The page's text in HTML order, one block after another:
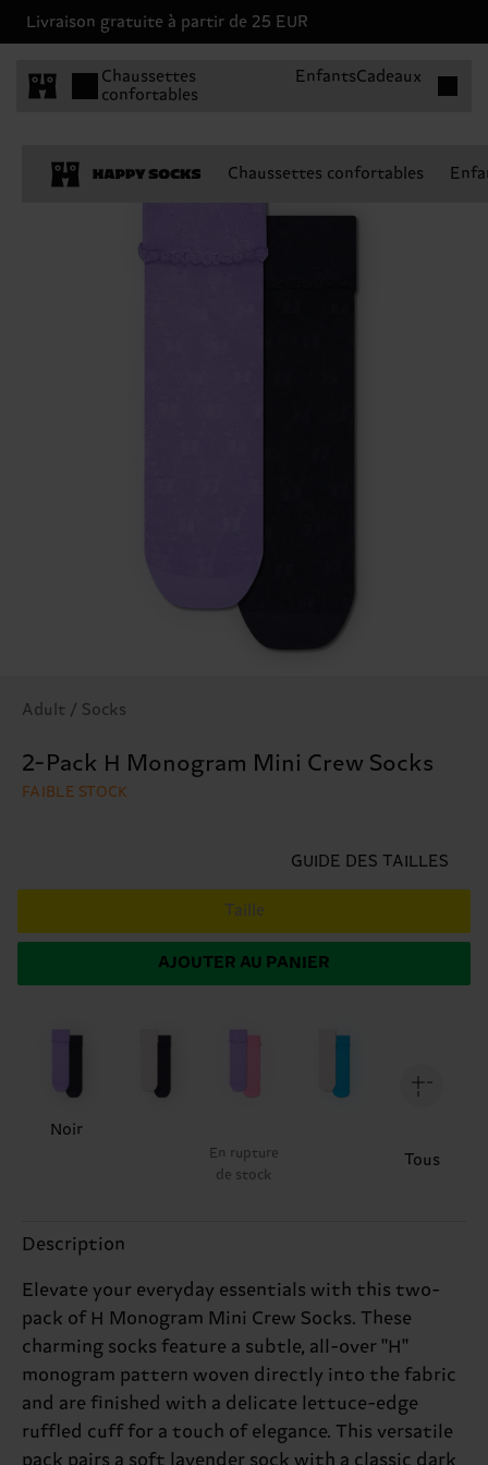
Livraison gratuite à partir de 25 EUR
Chaussettes
confortables
EnfantsCadeaux
Chaussettes confortables
Adult / Socks
2-Pack H Monogram Mini Crew Socks
FAIBLE STOCK
GUIDE DES TAILLES
Taille
AJOUTER AU PANIER
Noir
En rupture
de stock
Tous
Description
Elevate your everyday essentials with this two-
pack of H Monogram Mini Crew Socks. These
charming socks feature a subtle, all-over "H"
monogram pattern woven directly into the fabric
and are finished with a delicate lettuce-edge
ruffled cuff for a touch of elegance. This versatile
pack pairs a soft lavender sock with a classic dark